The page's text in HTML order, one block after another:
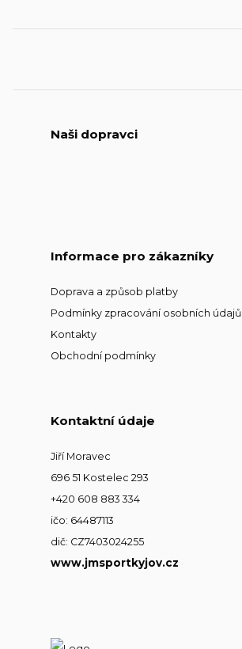
Naši dopravci
Informace pro zákazníky
Doprava a způsob platby
Podmínky zpracování osobních údajů
Kontakty
Obchodní podmínky
Kontaktní údaje
Jiří Moravec
696 51 Kostelec 293
+420 608 883 334
ičo: 64487113
dič: CZ7403024255
www.jmsportkyjov.cz